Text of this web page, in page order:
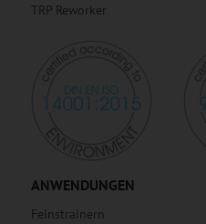
TRP Reworker
ANWENDUNGEN
Feinstrainern